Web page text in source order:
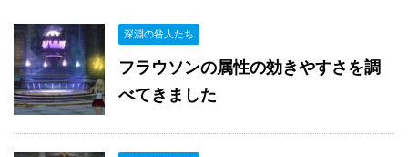
深淵の咎人たち
フラウソンの属性の効きやすさを調
べてきました